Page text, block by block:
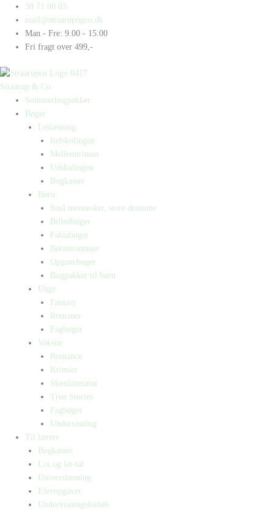
indholdet
30 71 00 03
mail@straarupogco.dk
Man - Fre: 9.00 - 15.00
Fri fragt over 499,-
Straarup & Co
Sommerbogpakker
Bøger
Letlæsning
Indskolingen
Mellemtrinnet
Udskolingen
Bogkasser
Børn
Små mennesker, store drømme
Billedbøger
Faktabøger
Børneromaner
Opgavebøger
Bogpakker til børn
Unge
Fantasy
Romaner
Fagbøger
Voksne
Romance
Krimier
Skønlitteratur
True Stories
Fagbøger
Undervisning
Til lærere
Bogkasser
Lix og let-tal
Universlæsning
Elevopgaver
Undervisningsforløb
Products
search
Products
search
Bornholm